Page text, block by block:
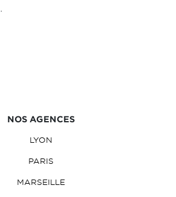
NOS AGENCES
LYON
PARIS
MARSEILLE